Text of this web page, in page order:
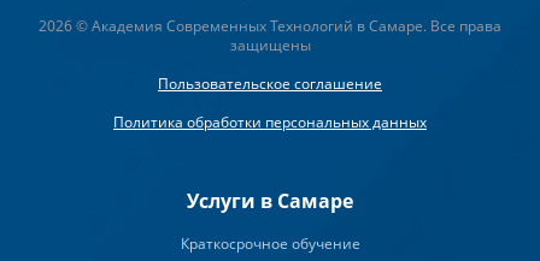
2026 © Академия Современных Технологий в Самаре. Все права
защищены
Пользовательское соглашение
Политика обработки персональных данных
Услуги в Самаре
Краткосрочное обучение